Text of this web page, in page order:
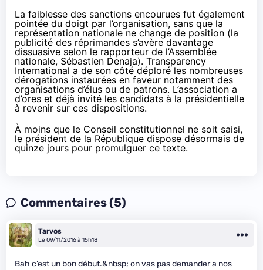
La faiblesse des sanctions encourues fut également
pointée du doigt par l’organisation, sans que la
représentation nationale ne change de position (la
publicité des réprimandes s’avère davantage
dissuasive selon le rapporteur de l’Assemblée
nationale, Sébastien Denaja). Transparency
International a de son côté déploré les nombreuses
dérogations instaurées en faveur notamment des
organisations d’élus ou de patrons. L’association a
d’ores et déjà invité les candidats à la présidentielle
à revenir sur ces dispositions.
À moins que le Conseil constitutionnel ne soit saisi,
le président de la République dispose désormais de
quinze jours pour promulguer ce texte.
Commentaires (5)
Tarvos
Le 09/11/2016 à 15h18
Bah c’est un bon début.&nbsp; on vas pas demander a nos